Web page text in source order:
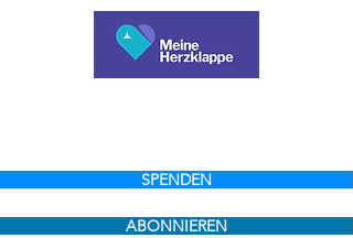
SPENDEN
ABONNIEREN